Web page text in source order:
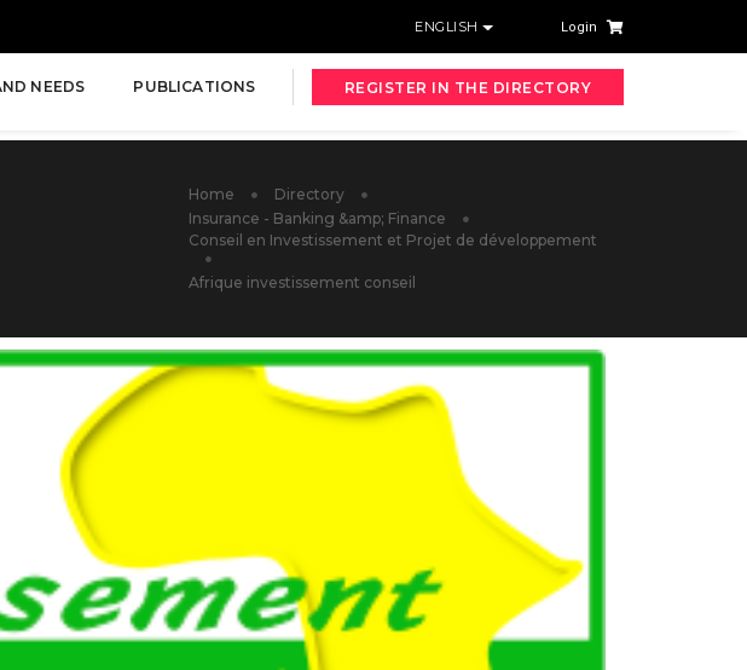
ENGLISH Login
NEEDS PUBLICATIONS REGISTER IN THE DIRECTORY
Home
Directory
Insurance - Banking &amp; Finance
Conseil en Investissement et Projet de développement
Afrique investissement conseil